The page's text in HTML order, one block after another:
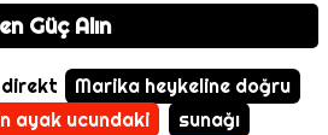
Güç Alın
direkt
Marika heykeline doğru
ayak ucundaki
sunağı